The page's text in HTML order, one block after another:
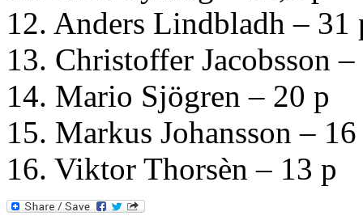
12. Anders Lindbladh – 31
13. Christoffer Jacobsson
14. Mario Sjögren – 20 p
15. Markus Johansson –
16. Viktor Thorsèn – 13 p